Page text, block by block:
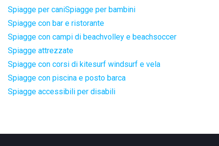
Spiagge per caniSpiagge per bambini
Spiagge con bar e ristorante
Spiagge con campi di beachvolley e beachsoccer
Spiagge attrezzate
Spiagge con corsi di kitesurf windsurf e vela
Spiagge con piscina e posto barca
Spiagge accessibili per disabili